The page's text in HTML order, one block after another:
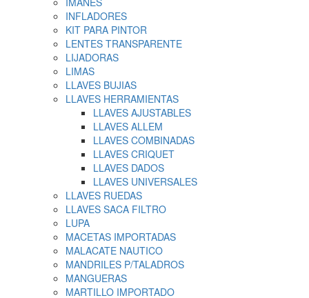
INFLADORES
KIT PARA PINTOR
LENTES TRANSPARENTE
LIJADORAS
LIMAS
LLAVES BUJIAS
LLAVES HERRAMIENTAS
LLAVES AJUSTABLES
LLAVES ALLEM
LLAVES COMBINADAS
LLAVES CRIQUET
LLAVES DADOS
LLAVES UNIVERSALES
LLAVES RUEDAS
LLAVES SACA FILTRO
LUPA
MACETAS IMPORTADAS
MALACATE NAUTICO
MANDRILES P/TALADROS
MANGUERAS
MARTILLO IMPORTADO